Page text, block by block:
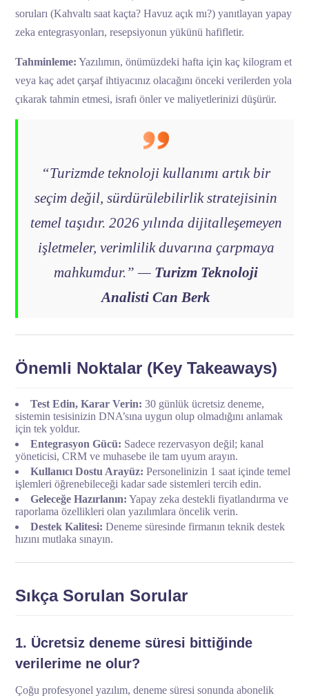
soruları (Kahvaltı saat kaçta? Havuz açık mı?) yanıtlayan yapay
zeka entegrasyonları, resepsiyonun yükünü hafifletir.
Tahminleme: Yazılımın, önümüzdeki hafta için kaç kilogram et
veya kaç adet çarşaf ihtiyacınız olacağını önceki verilerden yola
çıkarak tahmin etmesi, israfı önler ve maliyetlerinizi düşürür.
“Turizmde teknoloji kullanımı artık bir
seçim değil, sürdürülebilirlik stratejisinin
temel taşıdır. 2026 yılında dijitalleşemeyen
işletmeler, verimlilik duvarına çarpmaya
mahkumdur.” — Turizm Teknoloji
Analisti Can Berk
Önemli Noktalar (Key Takeaways)
Test Edin, Karar Verin: 30 günlük ücretsiz deneme,
sistemin tesisinizin DNA’sına uygun olup olmadığını anlamak
için tek yoldur.
Entegrasyon Gücü: Sadece rezervasyon değil; kanal
yöneticisi, CRM ve muhasebe ile tam uyum arayın.
Kullanıcı Dostu Arayüz: Personelinizin 1 saat içinde temel
işlemleri öğrenebileceği kadar sade sistemleri tercih edin.
Geleceğe Hazırlanın: Yapay zeka destekli fiyatlandırma ve
raporlama özellikleri olan yazılımlara öncelik verin.
Destek Kalitesi: Deneme süresinde firmanın teknik destek
hızını mutlaka sınayın.
Sıkça Sorulan Sorular
1. Ücretsiz deneme süresi bittiğinde
verilerime ne olur?
Çoğu profesyonel yazılım, deneme süresi sonunda abonelik